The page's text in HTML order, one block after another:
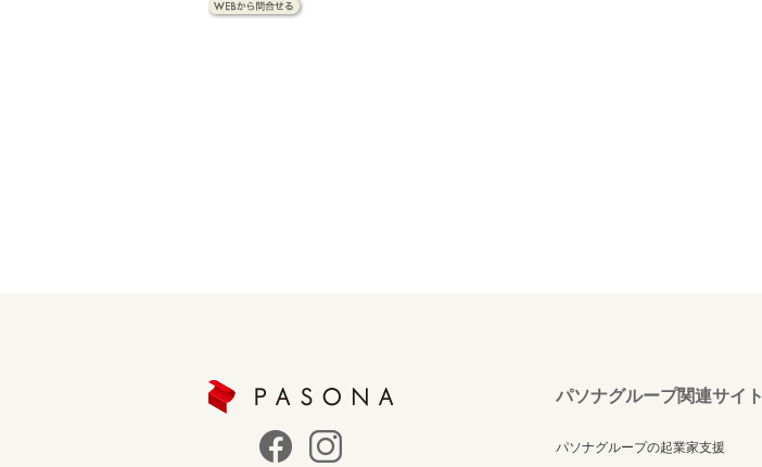
パソナグループ関連サイト
パソナグループの起業家支援